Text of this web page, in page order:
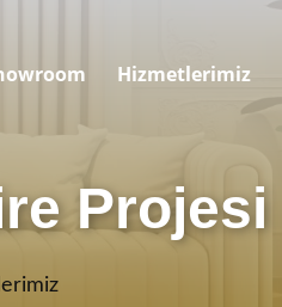
Hizmetlerimiz
Projesi